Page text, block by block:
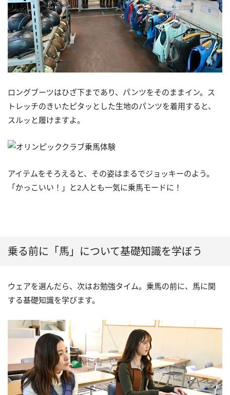
ロングブーツはひざ下まであり、パンツをそのままイン。ス
トレッチのきいたピタッとした生地のパンツを着用すると、
スルッと履けますよ。
アイテムをそろえると、その姿はまるでジョッキーのよう。
「かっこいい！」と2人とも一気に乗馬モードに！
乗る前に「馬」について基礎知識を学ぼう
ウェアを選んだら、次はお勉強タイム。乗馬の前に、馬に関
する基礎知識を学びます。